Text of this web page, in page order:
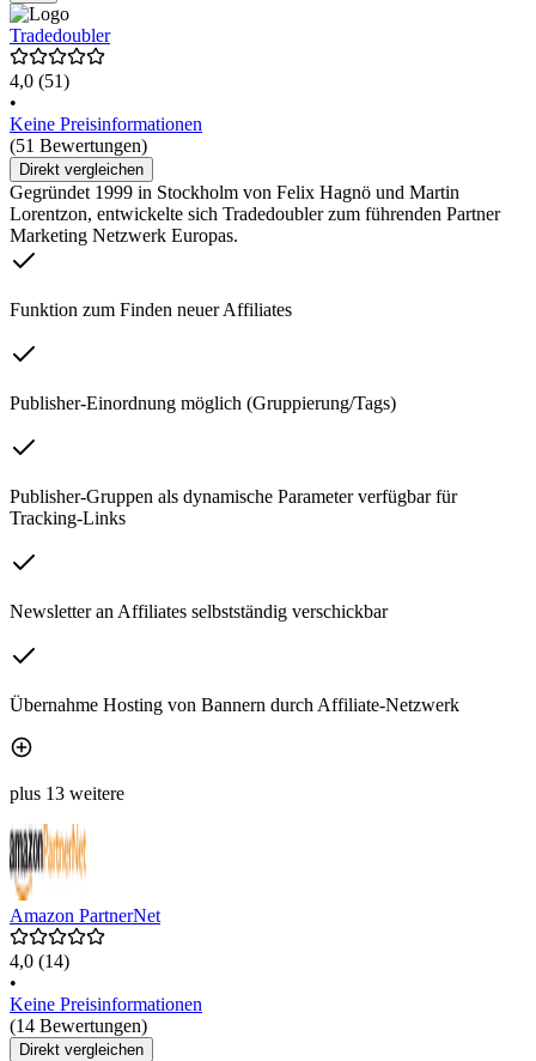
Tradedoubler
4,0 (51)
•
Keine Preisinformationen
(51 Bewertungen)
Direkt vergleichen
Gegründet 1999 in Stockholm von Felix Hagnö und Martin
Lorentzon, entwickelte sich Tradedoubler zum führenden Partner
Marketing Netzwerk Europas.
Funktion zum Finden neuer Affiliates
Publisher-Einordnung möglich (Gruppierung/Tags)
Publisher-Gruppen als dynamische Parameter verfügbar für
Tracking-Links
Newsletter an Affiliates selbstständig verschickbar
Übernahme Hosting von Bannern durch Affiliate-Netzwerk
plus 13 weitere
Amazon PartnerNet
4,0 (14)
•
Keine Preisinformationen
(14 Bewertungen)
Direkt vergleichen